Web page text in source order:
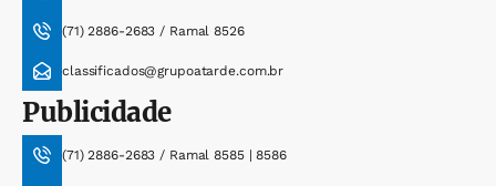
(71) 2886-2683 / Ramal 8526
classificados@grupoatarde.com.br
Publicidade
(71) 2886-2683 / Ramal 8585 | 8586